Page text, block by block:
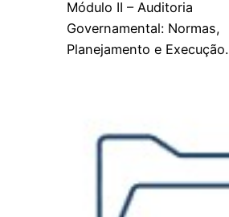
Módulo II – Auditoria
Governamental: Normas,
Planejamento e Execução.